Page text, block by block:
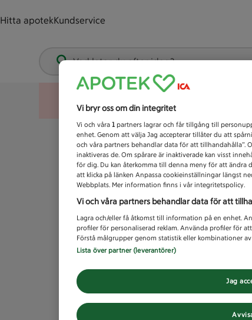
Hitta apotekKundservice
Vad letar du efter idag?
Vi bryr oss om din integritet
Vi och våra 1 partners lagrar och får tillgång till
enhet. Genom att välja Jag accepterar tillåter du att
och våra partners behandlar data för att tillhandahålla”.
inaktiveras de. Om spårare är inaktiverade kan visst
för dig. Du kan återkomma till denna meny för att ändra
att klicka på länken Anpassa cookieinställningar längst
Webbplats. Mer information finns i vår integritetspolicy.
Vi och våra partners behandlar data för att
Lagra och/eller få åtkomst till information på en enhet.
profiler för personaliserad reklam. Använda profiler för
Förstå målgrupper genom statistik eller kombinationer
Lista över partner (leverantörer)
Jag